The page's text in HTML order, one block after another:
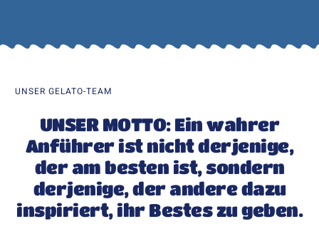
UNSER GELATO-TEAM
UNSER MOTTO: Ein wahrer
Anführer ist nicht derjenige,
der am besten ist, sondern
derjenige, der andere dazu
inspiriert, ihr Bestes zu geben.